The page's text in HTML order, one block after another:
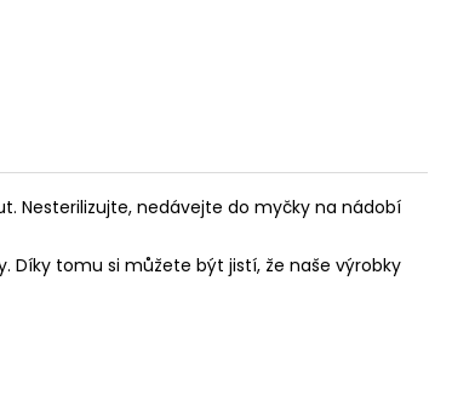
Nesterilizujte, nedávejte do myčky na nádobí
Díky tomu si můžete být jistí, že naše výrobky